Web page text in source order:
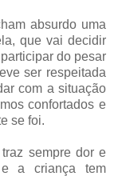
absurdo uma
que vai decidir
do pesar
ser respeitada
com a situação
confortados e
se foi.
sempre dor e
a criança tem